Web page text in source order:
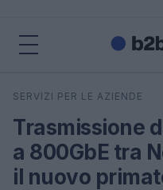
Cerca
SERVIZI PER LE AZIENDE
Trasmissione
a 800GbE tra
il nuovo